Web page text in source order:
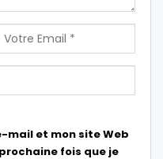
mail et mon site Web
fois que je